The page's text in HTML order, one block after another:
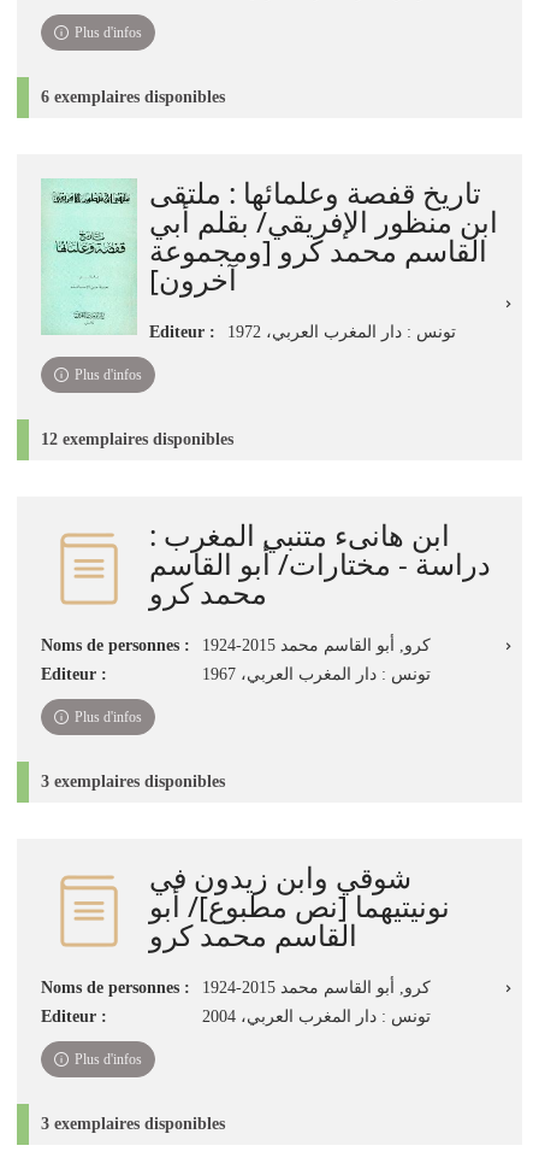
Plus d'infos
6 exemplaires disponibles
تاريخ قفصة وعلمائها : ملتقى
ابن منظور الإفريقي/ بقلم أبي
القاسم محمد كرو [ومجموعة
آخرون]
Editeur : تونس : دار المغرب العربي، 1972
Plus d'infos
12 exemplaires disponibles
ابن هانىء متنبي المغرب :
دراسة - مختارات/ أبو القاسم
محمد كرو
Noms de personnes :
كرو, أبو القاسم محمد 2015-1924
Editeur :
تونس : دار المغرب العربي، 1967
Plus d'infos
3 exemplaires disponibles
شوقي وابن زيدون في
نونيتيهما [نص مطبوع]/ أبو
القاسم محمد كرو
Noms de personnes :
كرو, أبو القاسم محمد 2015-1924
Editeur :
تونس : دار المغرب العربي، 2004
Plus d'infos
3 exemplaires disponibles